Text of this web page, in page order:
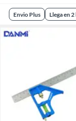
Envio Plus Llega en